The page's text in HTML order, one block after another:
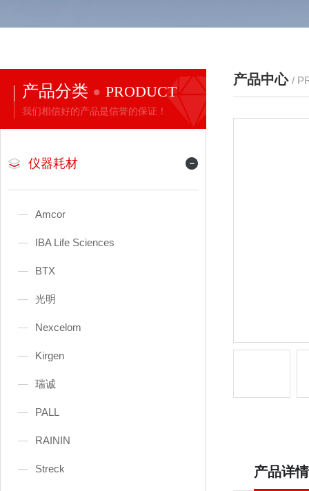
产品分类 PRODUCT
我们相信好的产品是信誉的保证！
仪器耗材
Amcor
IBA Life Sciences
BTX
光明
Nexcelom
Kirgen
瑞诚
PALL
RAININ
Streck
产品中心 /
产品详情